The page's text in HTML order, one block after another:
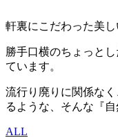
軒裏にこだわった美し
勝手口横のちょっと
ています。
流行り廃りに関係な
るような、そんな『
ALL